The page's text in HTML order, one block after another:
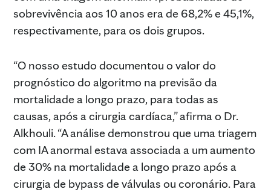
sobrevivência aos 10 anos era de 68,2% e 45,1%,
respectivamente, para os dois grupos.
“O nosso estudo documentou o valor do
prognóstico do algoritmo na previsão da
mortalidade a longo prazo, para todas as
causas, após a cirurgia cardíaca,” afirma o Dr.
Alkhouli. “A análise demonstrou que uma triagem
com IA anormal estava associada a um aumento
de 30% na mortalidade a longo prazo após a
cirurgia de bypass de válvulas ou coronário. Para